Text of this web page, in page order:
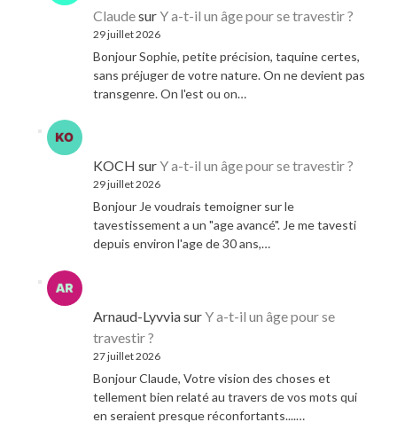
ClaudesurY a-t-il un âge pour se travestir ?
29 juillet 2026
Bonjour Sophie, petite précision, taquine certes,
sans préjuger de votre nature. On ne devient pas
transgenre. On l'est ou on…
KOCH surY a-t-il un âge pour se travestir ?
29 juillet 2026
Bonjour Je voudrais temoigner sur le
tavestissement a un "age avancé". Je me tavesti
depuis environ l'age de 30 ans,…
Arnaud-LyvviasurY a-t-il un âge pour se
travestir ?
27 juillet 2026
Bonjour Claude, Votre vision des choses et
tellement bien relaté au travers de vos mots qui
en seraient presque réconfortants....…